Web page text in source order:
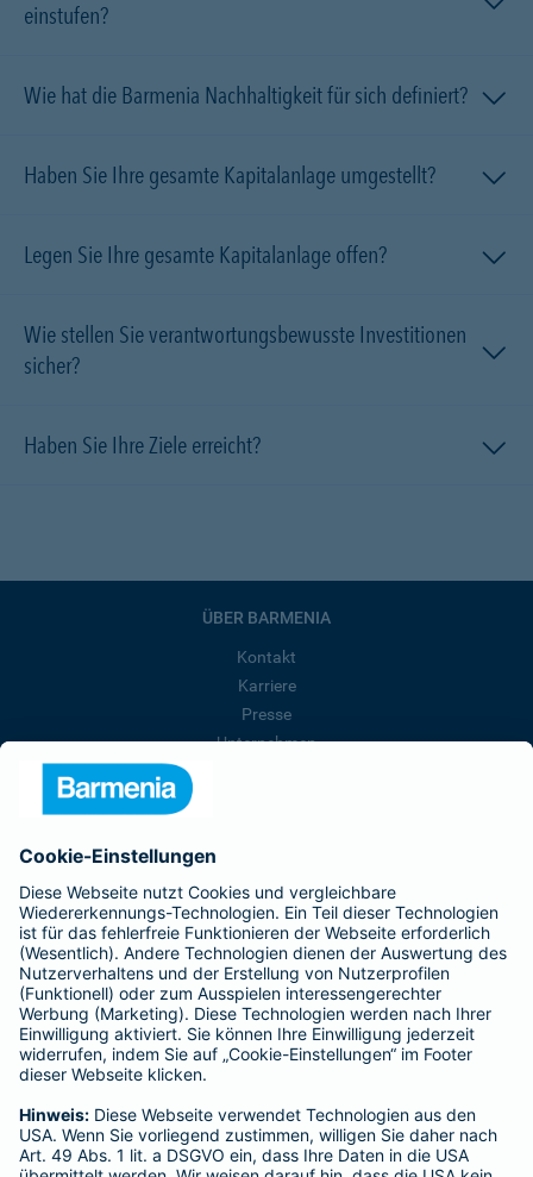
einstufen?
Wie hat die Barmenia Nachhaltigkeit für sich definiert?
Haben Sie Ihre gesamte Kapitalanlage umgestellt?
Legen Sie Ihre gesamte Kapitalanlage offen?
Wie stellen Sie verantwortungsbewusste Investitionen
sicher?
Haben Sie Ihre Ziele erreicht?
ÜBER BARMENIA
Kontakt
Karriere
Presse
Unternehmen
Affiliate-Partner werden
Kranken-Zusatzversicherung
Tierversicherungen
Haftpflichtversicherung
Hausratversicherung
SERVICE
Schaden melden
Kilometerstandsmeldung